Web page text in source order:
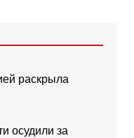
раскрыла
осудили за